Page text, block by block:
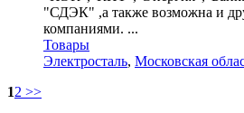
"СДЭК" ,а также возможна и
компаниями. ...
Товары
Электросталь, Московская
12 >>